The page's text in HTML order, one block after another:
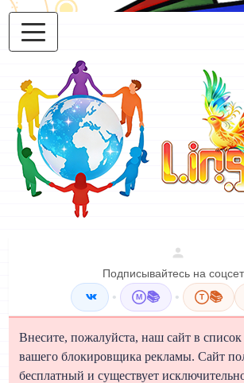
Подписывайтесь на
• M 📚 • T 📚
Внесите, пожалуйста, наш сайт в
вашего блокировщика рекламы. Сайт
бесплатный и существует